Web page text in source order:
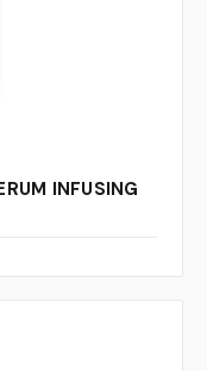
INFUSING